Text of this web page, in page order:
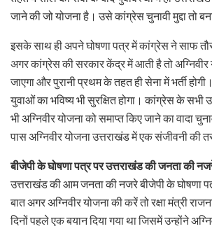
जाने की जो योजना है। उसे कांग्रेस चुनावी मुद्दा तो
इसके साथ ही अपने घोषणा पत्र में कांग्रेस ने साफ
अगर कांग्रेस की सरकार केंद्र में आती है तो अग्निवीर
जाएगा और पुरानी प्रथम के तहत ही सेना में भर्ती
युवाओं का भविष्य भी सुरक्षित होगा। कांग्रेस के सभी
भी अग्निवीर योजना को समाप्त किए जाने का वादा
पास अग्निवीर योजना उत्तराखंड में एक संजीवनी की
बीजेपी के घोषणा पत्र पर उत्तराखंड की जनता की
उत्तराखंड की आम जनता की नजरे बीजेपी के घोषणा
बात अगर अग्निवीर योजना की करें तो रक्षा मंत्री
दिनों पहले एक बयान दिया गया था जिसमें उन्होंने